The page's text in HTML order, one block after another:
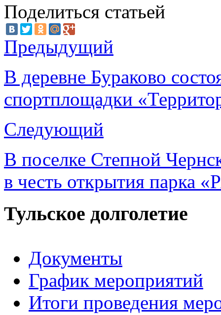
Поделиться статьей
Предыдущий
В деревне Бураково
спортплощадки
Следующий
В поселке Степной
в честь открытия парка
Тульское долголетие
Документы
График мероприятий
Итоги проведения